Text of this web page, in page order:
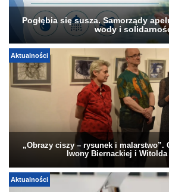
Pogłębia się susza. Samorządy
wody i
Aktualności
„Obrazy ciszy – rysunek i malarstwo”.
Iwony Biernackiej i
Aktualności